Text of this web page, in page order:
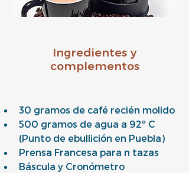
Ingredientes y
complementos
30 gramos de café recién molido
500 gramos de agua a 92º C
(Punto de ebullición en Puebla)
Prensa Francesa para n tazas
Báscula y Cronómetro